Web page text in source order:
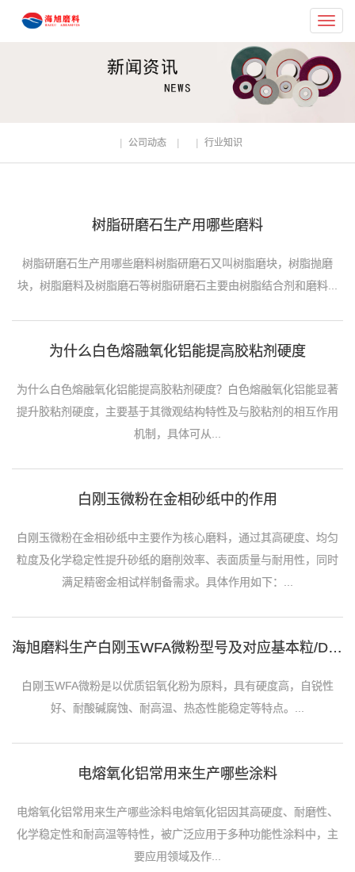
公司动态 行业知识
树脂研磨石生产用哪些磨料
树脂研磨石生产用哪些磨料树脂研磨石又叫树脂磨块，树脂抛磨
块，树脂磨料及树脂磨石等树脂研磨石主要由‌树脂结合剂‌和‌磨料...
为什么白色熔融氧化铝能提高胶粘剂硬度
为什么白色熔融氧化铝能提高胶粘剂硬度？白色熔融氧化铝能显著
提升胶粘剂硬度，主要基于其微观结构特性及与胶粘剂的相互作用
机制，具体可从...
白刚玉微粉在金相砂纸中的作用
白刚玉微粉在金相砂纸中主要作为核心磨料，通过其高硬度、均匀
粒度及化学稳定性提升砂纸的磨削效率、表面质量与耐用性，同时
满足精密金相试样制备需求。具体作用如下：...
海旭磨料生产白刚玉WFA微粉型号及对应基本粒/D50中值
白刚玉WFA微粉是以优质铝氧化粉为原料，具有硬度高，自锐性
好、耐酸碱腐蚀、耐高温、热态性能稳定等特点。...
电熔氧化铝常用来生产哪些涂料
电熔氧化铝常用来生产哪些涂料电熔氧化铝因其高硬度、耐磨性、
化学稳定性和耐高温等特性，被广泛应用于多种功能性涂料中，主
要应用领域及作...